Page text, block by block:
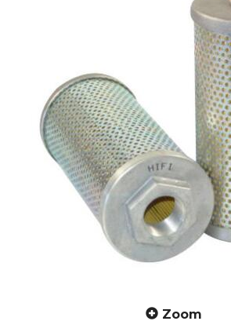
Zoom